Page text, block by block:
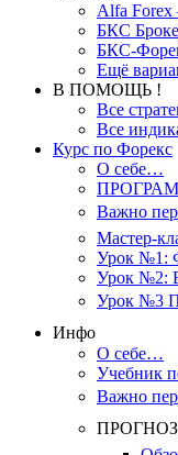
Alfa
БКС
БКС-
Ещё
В ПОМОЩЬ !
Все
Все
Курс по Форекс
О себе…
Важно
Мастер-
Урок №1:
Урок №2:
Урок №3
Инфо
О себе…
Учебник
Важно